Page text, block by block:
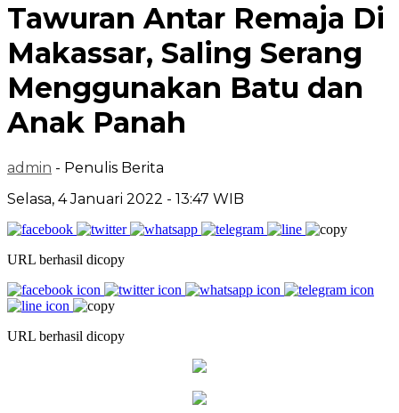
Tawuran Antar Remaja Di
Makassar, Saling Serang
Menggunakan Batu dan
Anak Panah
admin - Penulis Berita
Selasa, 4 Januari 2022 - 13:47 WIB
URL berhasil dicopy
URL berhasil dicopy